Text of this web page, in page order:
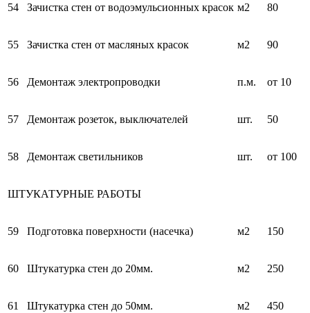
54 Зачистка стен от водоэмульсионных красок м2 80
55 Зачистка стен от масляных красок м2 90
56 Демонтаж электропроводки п.м. от 10
57 Демонтаж розеток, выключателей шт. 50
58 Демонтаж светильников шт. от 100
ШТУКАТУРНЫЕ РАБОТЫ
59 Подготовка поверхности (насечка) м2 150
60 Штукатурка стен до 20мм. м2 250
61 Штукатурка стен до 50мм. м2 450